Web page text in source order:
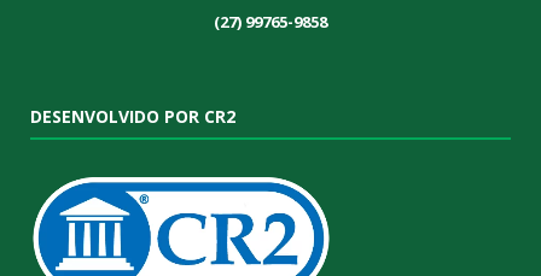
(27) 99765-9858
DESENVOLVIDO POR CR2